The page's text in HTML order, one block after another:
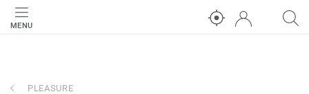
MENU
PLEASURE